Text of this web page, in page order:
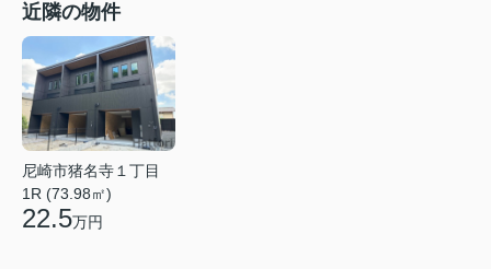
近隣の物件
尼崎市猪名寺１丁目
1R (73.98㎡)
22.5万円